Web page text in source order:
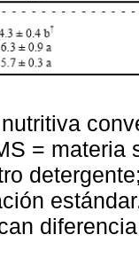
= materia